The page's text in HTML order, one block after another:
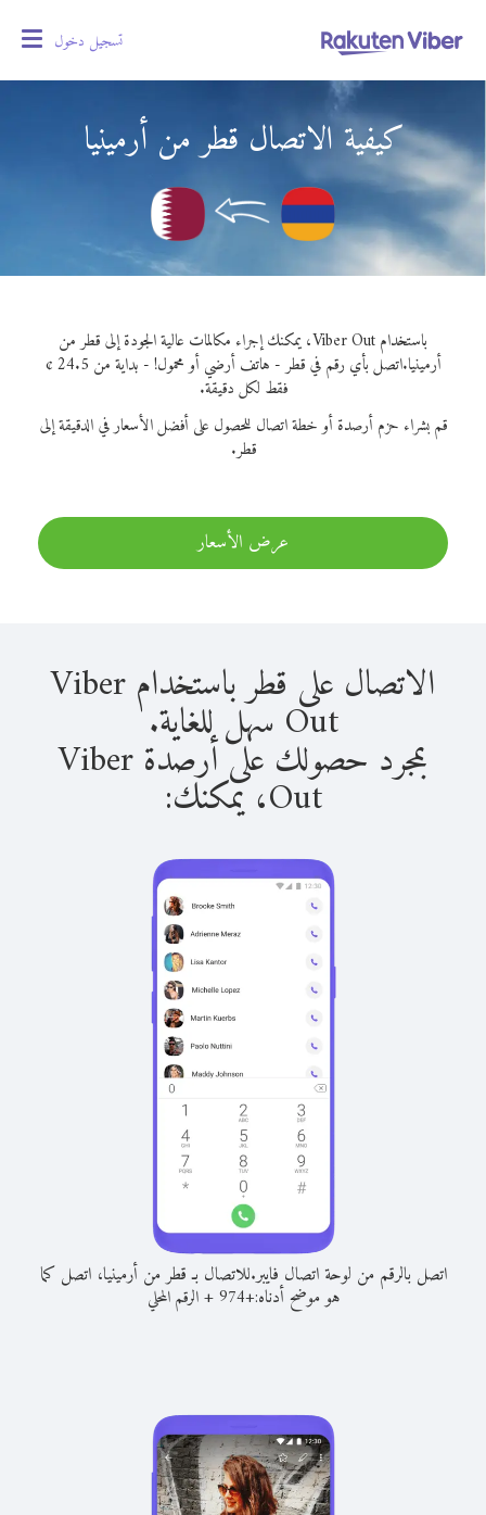
تسجيل دخول
كيفية الاتصال قطر من أرمينيا
باستخدام Viber Out، يمكنك إجراء مكالمات عالية الجودة إلى قطر من
أرمينيا.
اتصل بأي رقم في قطر - هاتف أرضي أو محمول! - بداية من 24.5 ¢
فقط لكل دقيقة.
قم بشراء حزم أرصدة أو خطة اتصال للحصول على أفضل الأسعار في الدقيقة إلى
قطر.
عرض الأسعار
الاتصال على قطر باستخدام Viber
Out سهل للغاية.
بمجرد حصولك على أرصدة Viber
Out، يمكنك:
اتصل بالرقم من لوحة اتصال فايبر.للاتصال بـ قطر من أرمينيا، اتصل كما
هو موضح أدناه:+
974
+الرقم المحلي